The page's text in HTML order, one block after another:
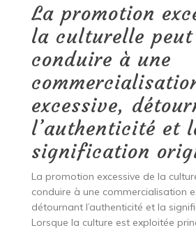
La promotion
la culturelle
conduire à une
excessive,
l’authenticité et
signification
La promotion excessive de la
conduire à une commercialisation
détournant l’authenticité et la
Lorsque la culture est exploitée